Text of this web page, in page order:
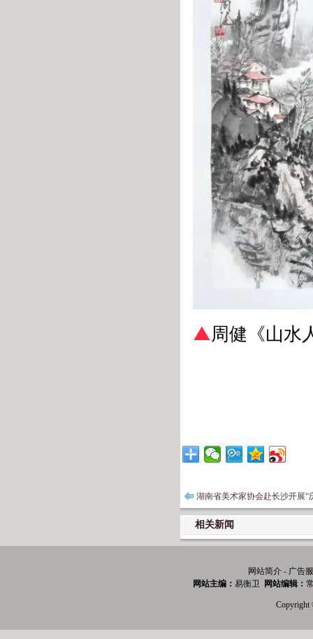
▲周健《山水
湖南省美术家协会赴长沙开展“
相关新闻
网站简介 - 广告
网站主编： 易衡卫 网站编辑：